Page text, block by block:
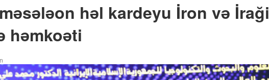
həl kardeyu İron və İraği
həmkoəti